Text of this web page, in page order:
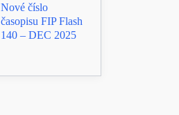
Nové číslo
časopisu FIP Flash
140 – DEC 2025